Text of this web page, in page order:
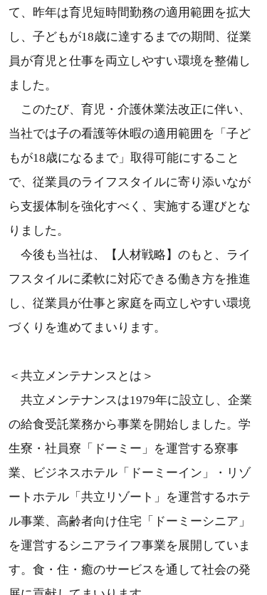
て、昨年は育児短時間勤務の適用範囲を拡大
し、子どもが18歳に達するまでの期間、従業
員が育児と仕事を両立しやすい環境を整備し
ました。
このたび、育児・介護休業法改正に伴い、
当社では子の看護等休暇の適用範囲を「子ど
もが18歳になるまで」取得可能にすること
で、従業員のライフスタイルに寄り添いなが
ら支援体制を強化すべく、実施する運びとな
りました。
今後も当社は、【人材戦略】のもと、ライ
フスタイルに柔軟に対応できる働き方を推進
し、従業員が仕事と家庭を両立しやすい環境
づくりを進めてまいります。
＜共立メンテナンスとは＞
共立メンテナンスは1979年に設立し、企業
の給食受託業務から事業を開始しました。学
生寮・社員寮「ドーミー」を運営する寮事
業、ビジネスホテル「ドーミーイン」・リゾ
ートホテル「共立リゾート」を運営するホテ
ル事業、高齢者向け住宅「ドーミーシニア」
を運営するシニアライフ事業を展開していま
す。食・住・癒のサービスを通して社会の発